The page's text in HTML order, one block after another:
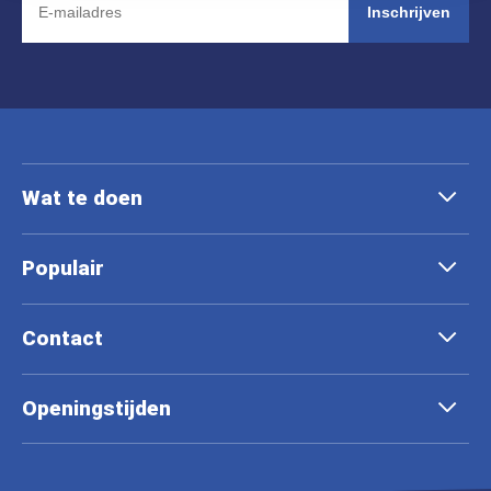
Inschrijven
Wat te doen
Populair
Contact
Openingstijden